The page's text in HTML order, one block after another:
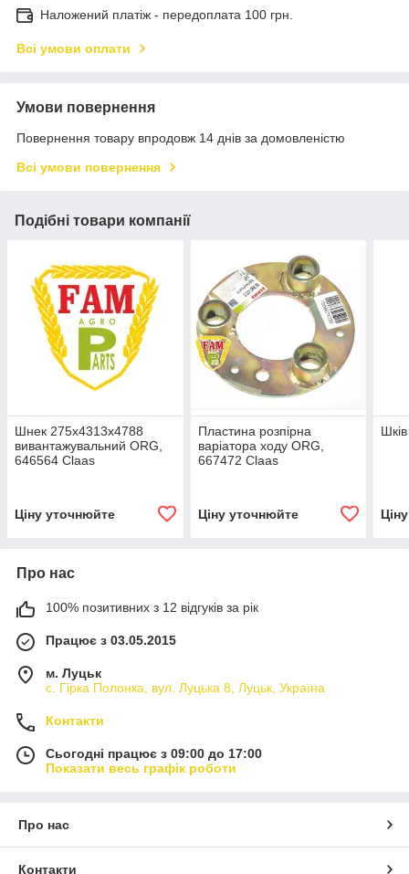
Наложений платіж - передоплата 100 грн.
Всі умови оплати
Умови повернення
Повернення товару впродовж 14 днів за домовленістю
Всі умови повернення
Подібні товари компанії
Шнек 275х4313х4788
вивантажувальний ORG,
646564 Claas
Ціну уточнюйте
Пластина розпірна
варіатора ходу ORG,
667472 Claas
Ціну уточнюйте
Про нас
100% позитивних з 12 відгуків за рік
Працює з 03.05.2015
м. Луцьк
с. Гірка Полонка, вул. Луцька 8, Луцьк, Україна
Контакти
Сьогодні працює з 09:00 до 17:00
Показати весь графік роботи
Про нас
Контакти